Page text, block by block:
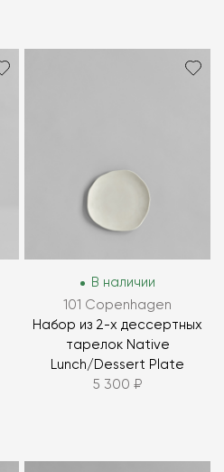
В наличии
101 Copenhagen
Набор из 2-х дессертных
тарелок Native
Lunch/Dessert Plate
5 300 ₽